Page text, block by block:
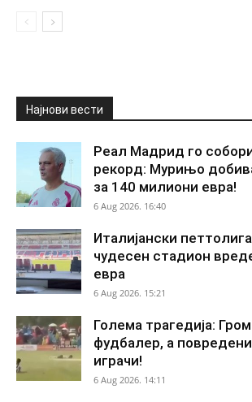
Најнови вести
Реал Мадрид го
рекорд: Мурињо
за 140 милиони евра!
6 Aug 2026. 16:40
Италијански
чудесен стадион
евра
6 Aug 2026. 15:21
Голема трагедија:
фудбалер, а
играчи!
6 Aug 2026. 14:11